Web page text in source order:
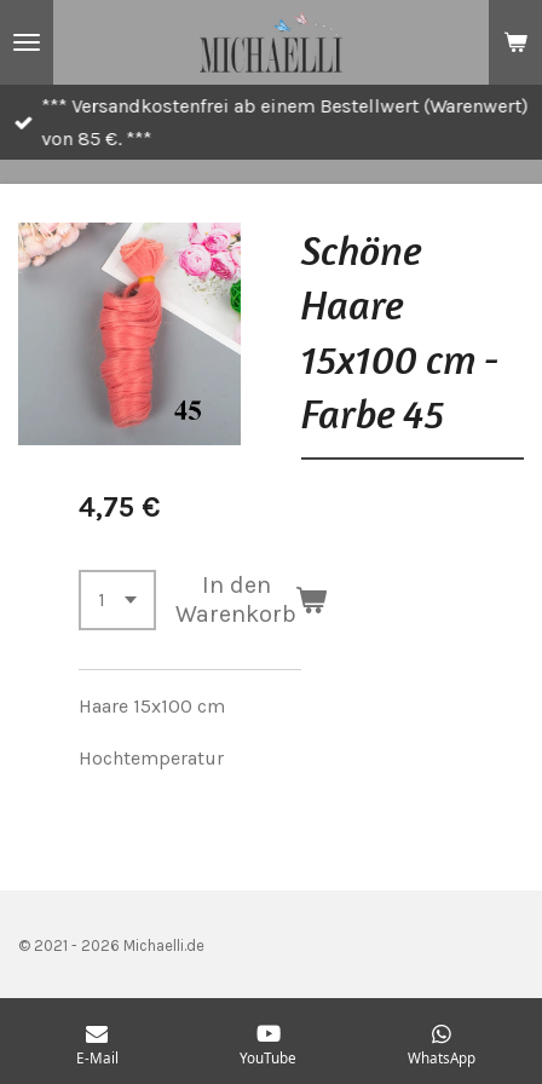
*** Versandkostenfrei ab einem Bestellwert (Warenwert)
von 85 €. ***
Schöne
Haare
15x100 cm -
Farbe 45
4,75 €
In den
Warenkorb
Haare 15x100 cm
Hochtemperatur
© 2021 - 2026 Michaelli.de
E-Mail YouTube WhatsApp